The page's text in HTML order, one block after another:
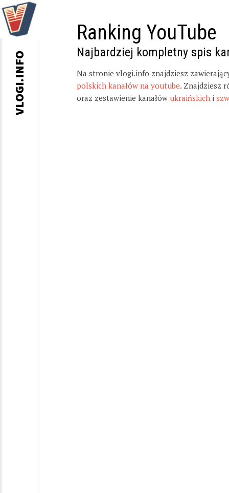
Ranking YouTube
Najbardziej kompletny spis
Na stronie vlogi.info znajdziesz
polskich kanałów na youtube. Znajdziesz
oraz zestawienie kanałów ukraińskich i
VLOGI.INFO